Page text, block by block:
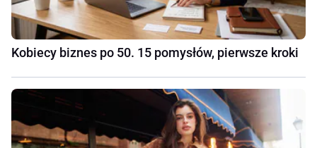
Kobiecy biznes po 50. 15 pomysłów, pierwsze kroki